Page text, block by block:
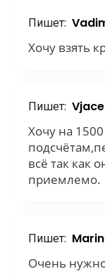
Пишет:
Хочу взять
Пишет:
Хочу на
всё так как
приемлемо.
Пишет:
Очень